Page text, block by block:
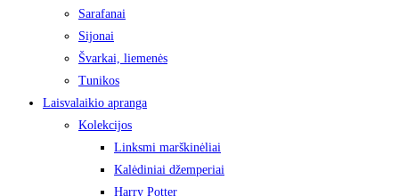
Sarafanai
Sijonai
Švarkai, liemenės
Tunikos
Laisvalaikio apranga
Kolekcijos
Linksmi marškinėliai
Kalėdiniai džemperiai
Harry Potter